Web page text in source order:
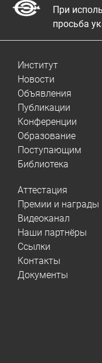
При
просьба
Институт
Новости
Объявления
Публикации
Конференции
Образование
Поступающим
Библиотека
Аттестация
Премии и награды
Видеоканал
Наши партнёры
Ссылки
Контакты
Документы